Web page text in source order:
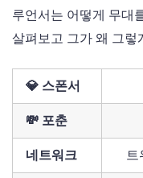
루언서는 어떻게 무대
살펴보고 그가 왜 그렇
💎 스폰서
💸 포춘
네트워크 트